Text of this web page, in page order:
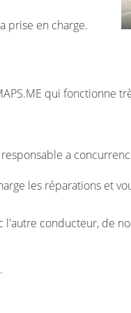
prise en charge.
qui fonctionne
a
les réparations et
l'autre conducteur, de